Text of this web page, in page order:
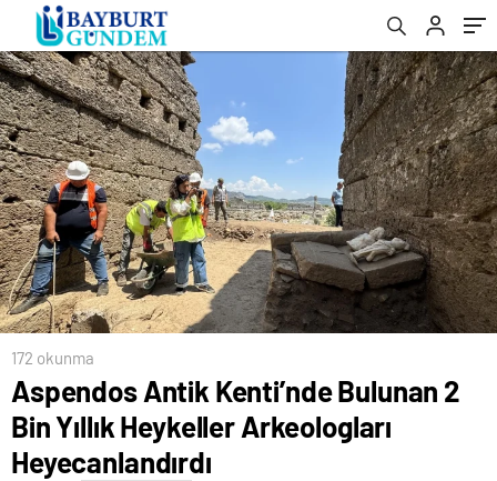
172 okunma
Aspendos Antik Kenti’nde Bulunan 2
Bin Yıllık Heykeller Arkeologları
Heyecanlandırdı